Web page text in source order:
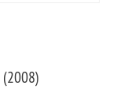
(2008)